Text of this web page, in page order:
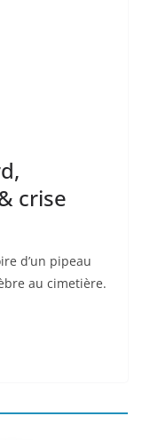
crise
d’un pipeau
au cimetière.